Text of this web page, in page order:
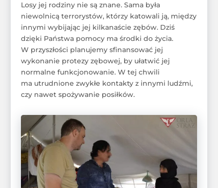
Losy jej rodziny nie są znane. Sama była
niewolnicą terrorystów, którzy katowali ją, między
innymi wybijając jej kilkanaście zębów. Dziś
dzięki Państwa pomocy ma środki do życia.
W przyszłości planujemy sfinansować jej
wykonanie protezy zębowej, by ułatwić jej
normalne funkcjonowanie. W tej chwili
ma utrudnione zwykłe kontakty z innymi ludźmi,
czy nawet spożywanie posiłków.